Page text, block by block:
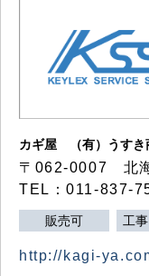
カギ屋 （有）うすき
〒062-0007 北
TEL：011-837-
販売可 工
http://kagi-